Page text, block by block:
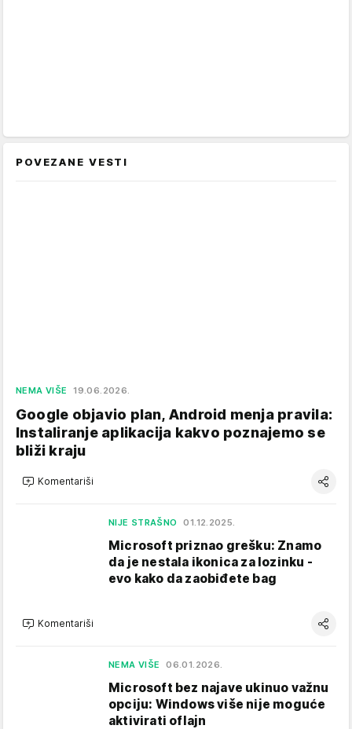
POVEZANE VESTI
NEMA VIŠE 19.06.2026.
Google objavio plan, Android menja pravila:
Instaliranje aplikacija kakvo poznajemo se
bliži kraju
Komentariši
NIJE STRAŠNO 01.12.2025.
Microsoft priznao grešku: Znamo
da je nestala ikonica za lozinku -
evo kako da zaobiđete bag
Komentariši
NEMA VIŠE 06.01.2026.
Microsoft bez najave ukinuo važnu
opciju: Windows više nije moguće
aktivirati oflajn